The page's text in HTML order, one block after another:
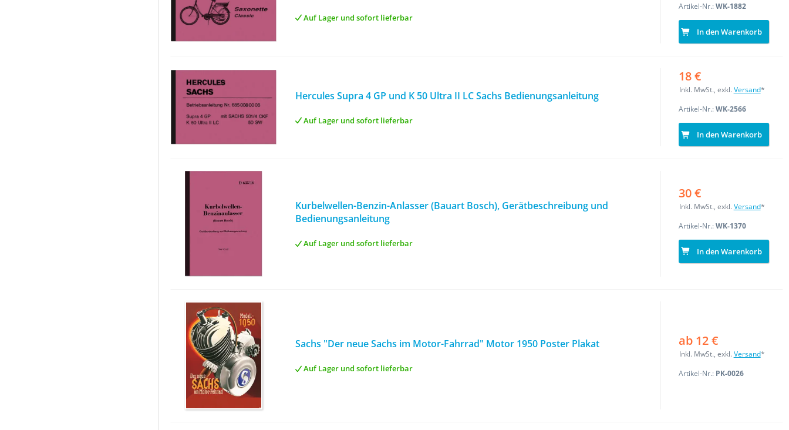
Auf Lager und sofort lieferbar
Artikel-Nr.:WK-1882
In den Warenkorb
Hercules Supra 4 GP und K 50 Ultra II LC Sachs Bedienungsanleitung
Auf Lager und sofort lieferbar
18 €
Inkl. MwSt., exkl. Versand*
Artikel-Nr.:WK-2566
In den Warenkorb
Kurbelwellen-Benzin-Anlasser (Bauart Bosch), Gerätbeschreibung und
Bedienungsanleitung
Auf Lager und sofort lieferbar
30 €
Inkl. MwSt., exkl. Versand*
Artikel-Nr.:WK-1370
In den Warenkorb
Sachs "Der neue Sachs im Motor-Fahrrad" Motor 1950 Poster Plakat
Auf Lager und sofort lieferbar
ab 12 €
Inkl. MwSt., exkl. Versand*
Artikel-Nr.: PK-0026